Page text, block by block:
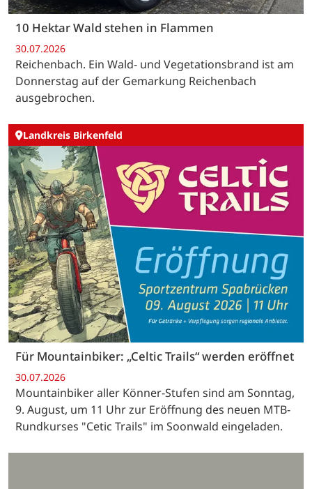
10 Hektar Wald stehen in Flammen
30.07.2026
Reichenbach. Ein Wald- und Vegetationsbrand ist am
Donnerstag auf der Gemarkung Reichenbach
ausgebrochen.
Landkreis Birkenfeld
Für Mountainbiker: „Celtic Trails“ werden eröffnet
30.07.2026
Mountainbiker aller Könner-Stufen sind am Sonntag,
9. August, um 11 Uhr zur Eröffnung des neuen MTB-
Rundkurses "Cetic Trails" im Soonwald eingeladen.